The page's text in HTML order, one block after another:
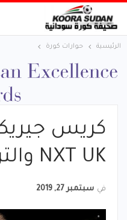
الرئيسية حوارات كورة
كريس
NXT UK والتر
في سبتمبر 27, 2019